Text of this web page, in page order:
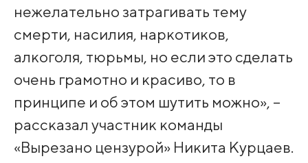
нежелательно затрагивать тему
смерти, насилия, наркотиков,
алкоголя, тюрьмы, но если это сделать
очень грамотно и красиво, то в
принципе и об этом шутить можно», –
рассказал участник команды
«Вырезано цензурой» Никита Курцаев.